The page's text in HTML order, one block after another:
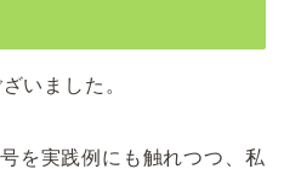
いました。
を実践例にも触れつつ、私